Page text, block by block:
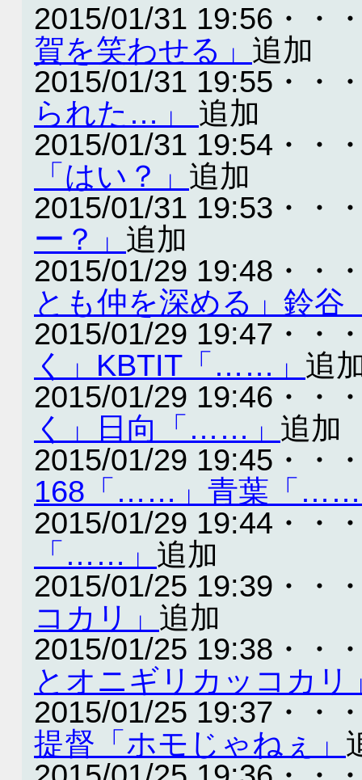
2015/01/31 19:56・・
賀を笑わせる」 追加
2015/01/31 19:55・・
られた…」 追加
2015/01/31 19:54・・
「はい？」 追加
2015/01/31 19:53・・
ー？」 追加
2015/01/29 19:48・・
とも仲を深める」鈴
2015/01/29 19:47・・
く」KBTIT「……」 追
2015/01/29 19:46・・
く」日向「……」 追加
2015/01/29 19:45・・
168「……」青葉「
2015/01/29 19:44・・
「……」 追加
2015/01/25 19:39・・
コカリ」 追加
2015/01/25 19:38・・
とオニギリカッコカリ
2015/01/25 19:37・・
提督「ホモじゃねぇ」